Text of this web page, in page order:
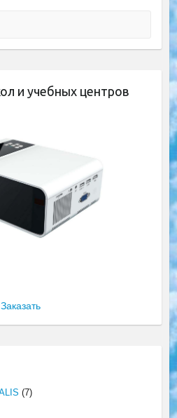
и учебных центров
Заказать
(7)